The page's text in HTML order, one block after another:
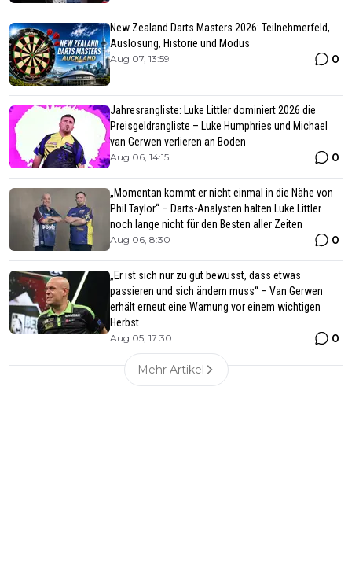
New Zealand Darts Masters 2026: Teilnehmerfeld,
Auslosung, Historie und Modus
Aug 07, 13:59 0
Jahresrangliste: Luke Littler dominiert 2026 die
Preisgeldrangliste – Luke Humphries und Michael
van Gerwen verlieren an Boden
Aug 06, 14:15 0
„Momentan kommt er nicht einmal in die Nähe von
Phil Taylor“ – Darts-Analysten halten Luke Littler
noch lange nicht für den Besten aller Zeiten
Aug 06, 8:30 0
„Er ist sich nur zu gut bewusst, dass etwas
passieren und sich ändern muss“ – Van Gerwen
erhält erneut eine Warnung vor einem wichtigen
Herbst
Aug 05, 17:30 0
Mehr Artikel